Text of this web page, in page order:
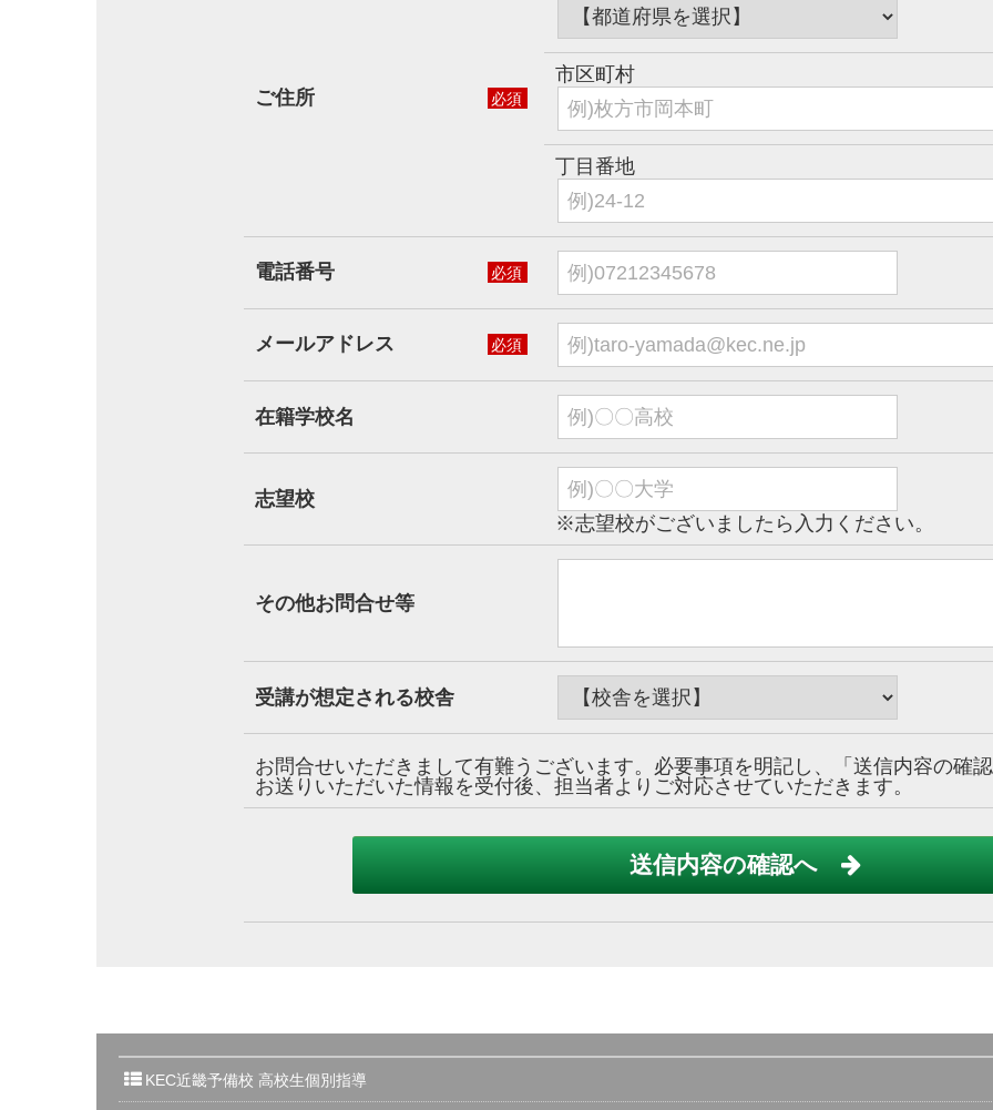
ご住所 必須
市区町村
丁目番地
電話番号 必須
メールアドレス 必須
在籍学校名
志望校
※志望校がございましたら入力ください。
その他お問合せ等
受講が想定される校舎
お問合せいただきまして有難うございます。必要事項を明記し、「送信内容の確
お送りいただいた情報を受付後、担当者よりご対応させていただきます。
送信内容の確認へ
KEC近畿予備校 高校生個別指導